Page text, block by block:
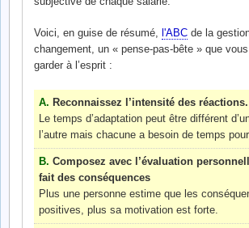
Voici, en guise de résumé, l'ABC de la
changement, un « pense-pas-bête » que
garder à l’esprit :
A. Reconnaissez l’intensité des réactions.
Le temps d’adaptation peut être différent
l’autre mais chacune a besoin de temps
B. Composez avec l’évaluation
fait des conséquences
Plus une personne estime que les
positives, plus sa motivation est forte.